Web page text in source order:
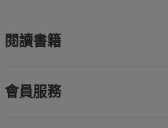
閱讀書籍
會員服務